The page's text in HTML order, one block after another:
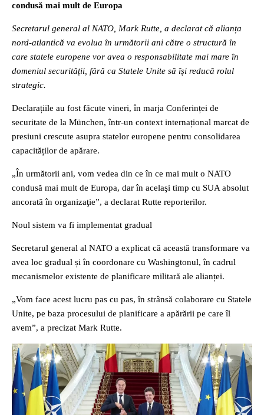
condusă mai mult de Europa
Secretarul general al NATO, Mark Rutte, a declarat că alianța
nord-atlantică va evolua în următorii ani către o structură în
care statele europene vor avea o responsabilitate mai mare în
domeniul securității, fără ca Statele Unite să își reducă rolul
strategic.
Declarațiile au fost făcute vineri, în marja Conferinței de
securitate de la München, într-un context internațional marcat de
presiuni crescute asupra statelor europene pentru consolidarea
capacităților de apărare.
„În următorii ani, vom vedea din ce în ce mai mult o NATO
condusă mai mult de Europa, dar în acelaşi timp cu SUA absolut
ancorată în organizaţie”, a declarat Rutte reporterilor.
Noul sistem va fi implementat gradual
Secretarul general al NATO a explicat că această transformare va
avea loc gradual și în coordonare cu Washingtonul, în cadrul
mecanismelor existente de planificare militară ale alianței.
„Vom face acest lucru pas cu pas, în strânsă colaborare cu Statele
Unite, pe baza procesului de planificare a apărării pe care îl
avem”, a precizat Mark Rutte.